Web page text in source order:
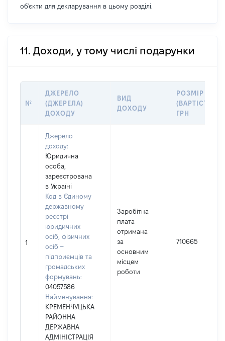
об'єкти для декларування в цьому розділі.
11. Доходи, у тому числі подарунки
№
ДЖЕРЕЛО
(ДЖЕРЕЛА)
ДОХОДУ
ВИД
ДОХОДУ
РОЗМІР
(ВАРТІСТЬ),
ГРН
1
Джерело
доходу:
Юридична
особа,
зареєстрована
в Україні
Код в Єдиному
державному
реєстрі
юридичних
осіб, фізичних
осіб –
підприємців та
громадських
формувань:
04057586
Найменування:
КРЕМЕНЧУЦЬКА
РАЙОННА
ДЕРЖАВНА
АДМІНІСТРАЦІЯ
Заробітна
плата
отримана
за
основним
місцем
роботи
710665